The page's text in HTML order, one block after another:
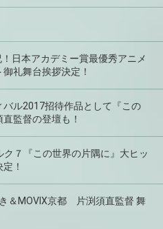
日本アカデミー賞最優秀アニメ
礼舞台挨拶決定！
ル2017招待作品として『この
監督の登壇も！
ク７『この世界の片隅に』大ヒッ
！
＆MOVIX京都 片渕須直監督 舞